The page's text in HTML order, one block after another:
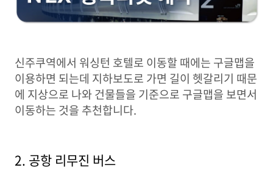
신주쿠역에서 워싱턴 호텔로 이동할 때에는 구글맵을
이용하면 되는데 지하보도로 가면 길이 헷갈리기 때문
에 지상으로 나와 건물들을 기준으로 구글맵을 보면서
이동하는 것을 추천합니다.
2. 공항 리무진 버스